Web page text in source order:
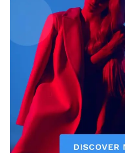
Privacy Policy
Terms of Use Agreement
Facebook
X Share